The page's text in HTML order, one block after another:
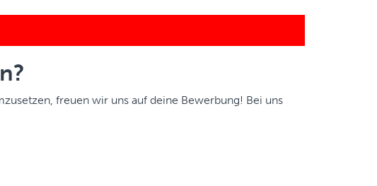
freuen wir uns auf deine Bewerbung! Bei uns